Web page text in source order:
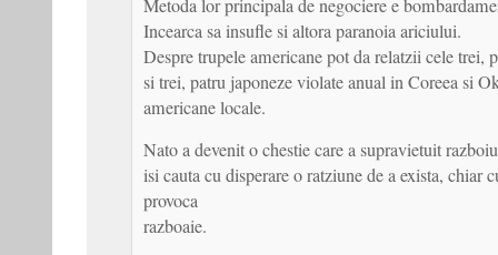
Metoda lor principala de negociere e
Incearca sa insufle si altora paranoia ariciului.
Despre trupele americane pot da relatzii cele trei,
si trei, patru japoneze violate anual in Coreea si
americane locale.
Nato a devenit o chestie care a supravietuit
isi cauta cu disperare o ratziune de a exista, chiar
provoca
razboaie.